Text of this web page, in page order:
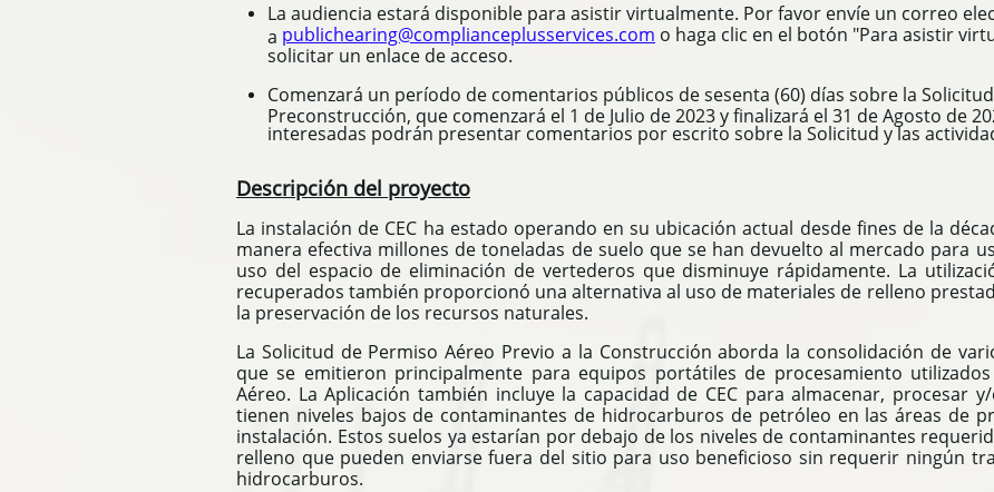
La audiencia estará disponible para asistir virtualmente. Por favor envíe un correo
a publichearing@complianceplusservices.com o haga clic en el botón "Para asistir
solicitar un enlace de acceso.
Comenzará un período de comentarios públicos de sesenta (60) días sobre la
Preconstrucción, que comenzará el 1 de Julio de 2023 y finalizará el 31 de Agosto de
interesadas podrán presentar comentarios por escrito sobre la Solicitud y las
Descripción del proyecto
La instalación de CEC ha estado operando en su ubicación actual desde fines de la
manera efectiva millones de toneladas de suelo que se han devuelto al mercado para
uso del espacio de eliminación de vertederos que disminuye rápidamente. La
recuperados también proporcionó una alternativa al uso de materiales de relleno
la preservación de los recursos naturales.
La Solicitud de Permiso Aéreo Previo a la Construcción aborda la consolidación de
que se emitieron principalmente para equipos portátiles de procesamiento
Aéreo. La Aplicación también incluye la capacidad de CEC para almacenar, procesar
tienen niveles bajos de contaminantes de hidrocarburos de petróleo en las áreas de
instalación. Estos suelos ya estarían por debajo de los niveles de contaminantes
relleno que pueden enviarse fuera del sitio para uso beneficioso sin requerir ningún
hidrocarburos.